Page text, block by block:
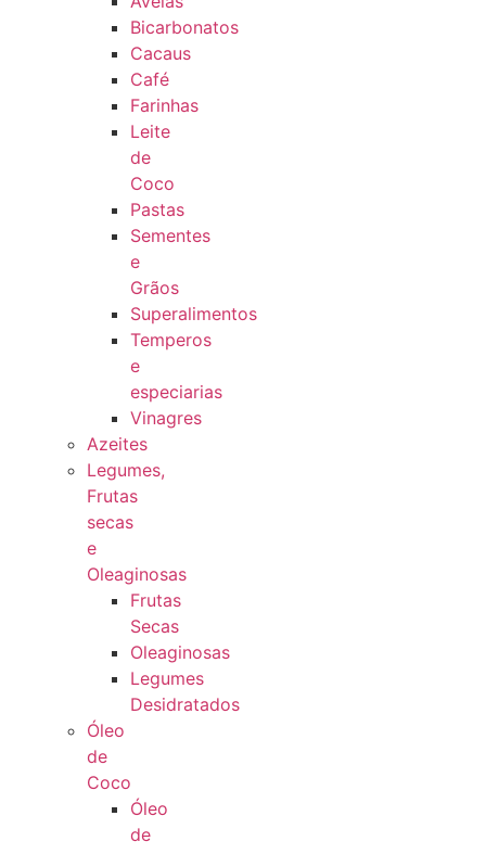
Bicarbonatos
Cacaus
Café
Farinhas
Leite
de
Coco
Pastas
Sementes
e
Grãos
Superalimentos
Temperos
e
especiarias
Vinagres
Azeites
Legumes,
Frutas
secas
e
Oleaginosas
Frutas
Secas
Oleaginosas
Legumes
Desidratados
Óleo
de
Coco
Óleo
de